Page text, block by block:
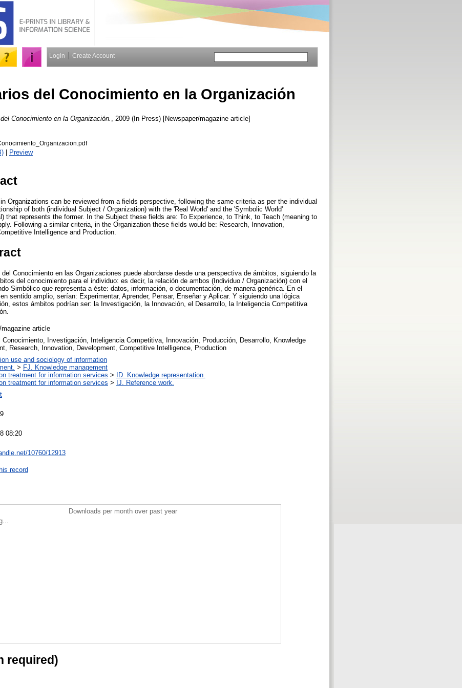
Login Create Account
del Conocimiento en la Organización
Conocimiento en la Organización. , 2009 (In Press) [Newspaper/magazine article]
| Preview
Organizations can be reviewed from a fields perspective, following the same criteria as per the individual
of both (individual Subject / Organization) with the 'Real World' and the 'Symbolic World'
that represents the former. In the Subject these fields are: To Experience, to Think, to Teach (meaning to
Following a similar criteria, in the Organization these fields would be: Research, Innovation,
Intelligence and Production.
Conocimiento en las Organizaciones puede abordarse desde una perspectiva de ámbitos, siguiendo la
del conocimiento para el individuo: es decir, la relación de ambos (Individuo / Organización) con el
Simbólico que representa a éste: datos, información, o documentación, de manera genérica. En el
sentido amplio, serían: Experimentar, Aprender, Pensar, Enseñar y Aplicar. Y siguiendo una lógica
estos ámbitos podrían ser: la Investigación, la Innovación, el Desarrollo, la Inteligencia Competitiva
magazine article
Conocimiento, Investigación, Inteligencia Competitiva, Innovación, Producción, Desarrollo, Knowledge
Research, Innovation, Development, Competitive Intelligence, Production
use and sociology of information
> FJ. Knowledge management
treatment for information services >
ID. Knowledge representation.
treatment for information services > IJ. Reference work.
08:20
10760/12913
record
Downloads per month over past year
required)